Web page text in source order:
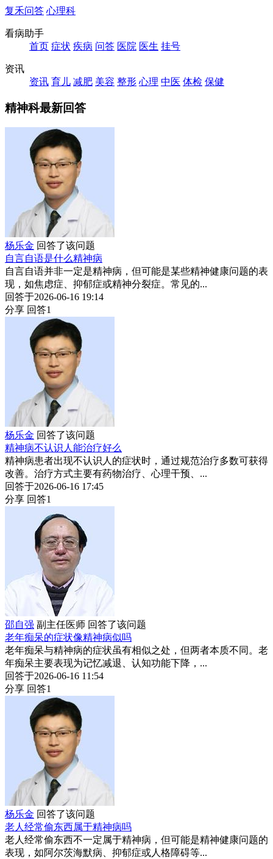
复禾问答 心理科
看病助手
首页 症状 疾病 问答 医院 医生 挂号
资讯
资讯 育儿 减肥 美容 整形 心理 中医 体检 保健
精神科最新回答
杨乐金 回答了该问题
自言自语是什么精神病
自言自语并非一定是精神病，但可能是某些精神健康问题的表
现，如焦虑症、抑郁症或精神分裂症。常见的...
回答于2026-06-16 19:14
分享 回答1
杨乐金 回答了该问题
精神病不认识人能治疗好么
精神病患者出现不认识人的症状时，通过规范治疗多数可获得
改善。治疗方式主要有药物治疗、心理干预、...
回答于2026-06-16 17:45
分享 回答1
邵自强 副主任医师 回答了该问题
老年痴呆的症状像精神病似吗
老年痴呆与精神病的症状虽有相似之处，但两者本质不同。老
年痴呆主要表现为记忆减退、认知功能下降，...
回答于2026-06-16 11:54
分享 回答1
杨乐金 回答了该问题
老人经常偷东西属于精神病吗
老人经常偷东西不一定属于精神病，但可能是精神健康问题的
表现，如阿尔茨海默病、抑郁症或人格障碍等...